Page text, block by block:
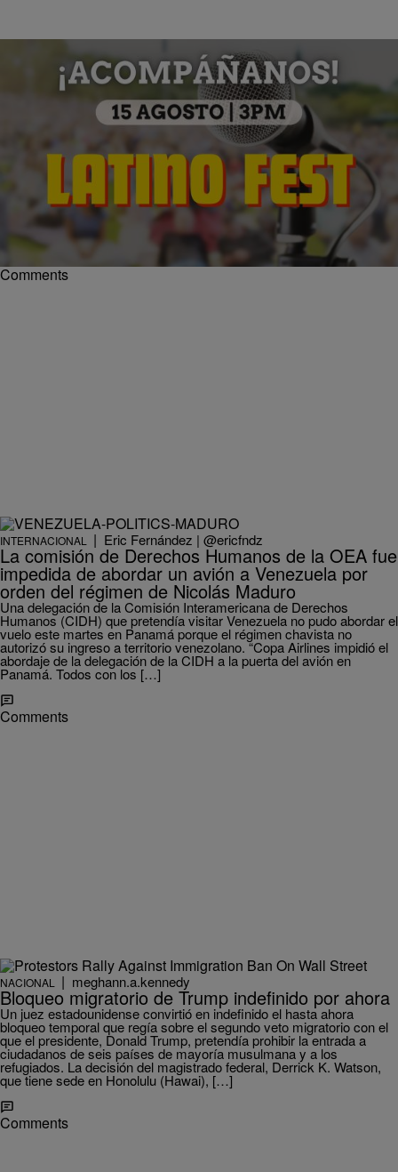
¿QUÉ PASA INDY? Ysabel Chopite
Latino Fest celebrará cultura hispana en Indiana
State Fair
La Indiana State Fair celebrará la cultura latina con un evento gratuito
lleno de entretenimiento para toda la familia
Comments
INTERNACIONAL | Eric Fernández | @ericfndz
La comisión de Derechos Humanos de la OEA fue
impedida de abordar un avión a Venezuela por
orden del régimen de Nicolás Maduro
Una delegación de la Comisión Interamericana de Derechos
Humanos (CIDH) que pretendía visitar Venezuela no pudo abordar el
vuelo este martes en Panamá porque el régimen chavista no
autorizó su ingreso a territorio venezolano. “Copa Airlines impidió el
abordaje de la delegación de la CIDH a la puerta del avión en
Panamá. Todos con los […]
Comments
NACIONAL | meghann.a.kennedy
Bloqueo migratorio de Trump indefinido por ahora
Un juez estadounidense convirtió en indefinido el hasta ahora
bloqueo temporal que regía sobre el segundo veto migratorio con el
que el presidente, Donald Trump, pretendía prohibir la entrada a
ciudadanos de seis países de mayoría musulmana y a los
refugiados. La decisión del magistrado federal, Derrick K. Watson,
que tiene sede en Honolulu (Hawai), […]
Comments